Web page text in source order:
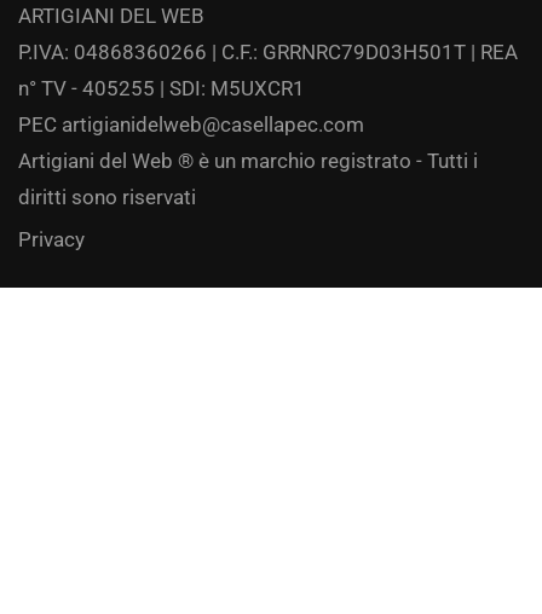
ARTIGIANI DEL WEB
P.IVA: 04868360266 | C.F.: GRRNRC79D03H501T | REA
n° TV - 405255 | SDI: M5UXCR1
PEC artigianidelweb@casellapec.com
Artigiani del Web ® è un marchio registrato - Tutti i
diritti sono riservati
Privacy